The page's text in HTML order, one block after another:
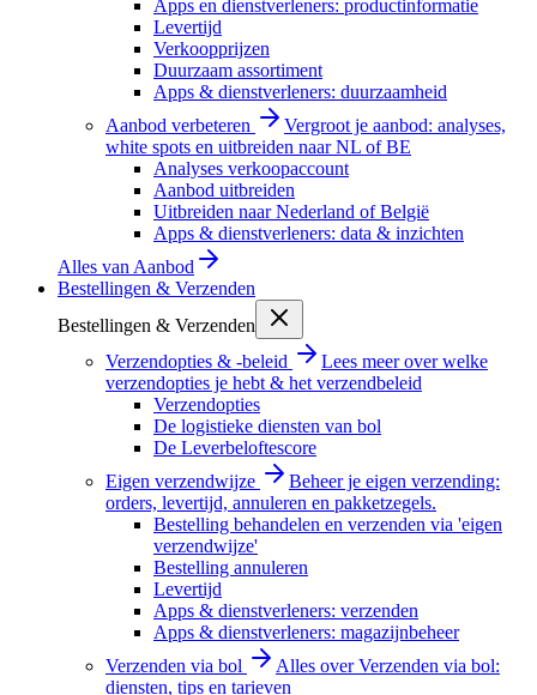
Apps en dienstverleners: productinformatie
Levertijd
Verkoopprijzen
Duurzaam assortiment
Apps & dienstverleners: duurzaamheid
Aanbod verbeteren
Vergroot je aanbod: analyses,
white spots en uitbreiden naar NL of BE
Analyses verkoopaccount
Aanbod uitbreiden
Uitbreiden naar Nederland of België
Apps & dienstverleners: data & inzichten
Alles van Aanbod
Bestellingen & Verzenden
Bestellingen & Verzenden
Verzendopties & -beleid
Lees meer over welke
verzendopties je hebt & het verzendbeleid
Verzendopties
De logistieke diensten van bol
De Leverbeloftescore
Eigen verzendwijze
Beheer je eigen verzending:
orders, levertijd, annuleren en pakketzegels.
Bestelling behandelen en verzenden via 'eigen
verzendwijze'
Bestelling annuleren
Levertijd
Apps & dienstverleners: verzenden
Apps & dienstverleners: magazijnbeheer
Verzenden via bol
Alles over Verzenden via bol:
diensten, tips en tarieven